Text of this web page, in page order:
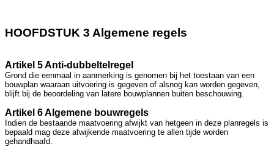
HOOFDSTUK 3 Algemene regels
Artikel 5 Anti-dubbeltelregel
Grond die eenmaal in aanmerking is genomen bij het toestaan van een
bouwplan waaraan uitvoering is gegeven of alsnog kan worden gegeven,
blijft bij de beoordeling van latere bouwplannen buiten beschouwing.
Artikel 6 Algemene bouwregels
Indien de bestaande maatvoering afwijkt van hetgeen in deze planregels is
bepaald mag deze afwijkende maatvoering te allen tijde worden
gehandhaafd.